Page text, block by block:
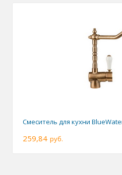
Смеситель для кухни
259,84 руб.